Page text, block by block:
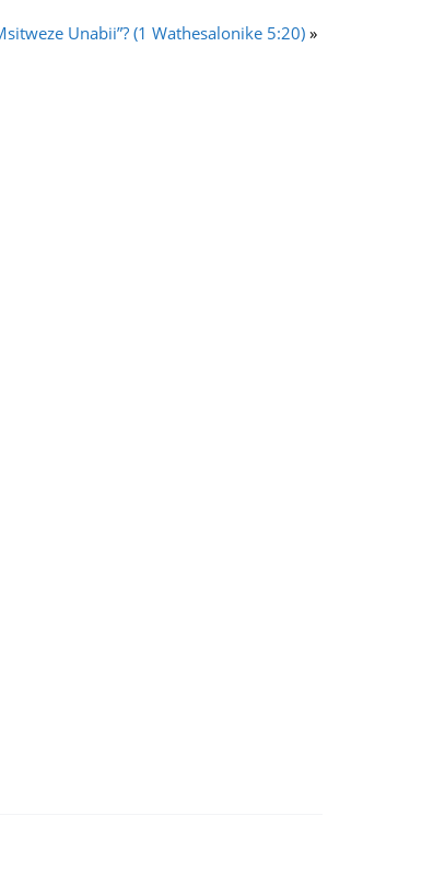
Unabii”? (1 Wathesalonike 5:20) »